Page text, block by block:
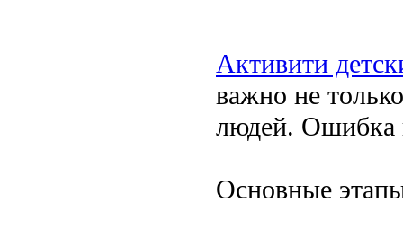
Активити
важно не
людей. Ошибка
Основные